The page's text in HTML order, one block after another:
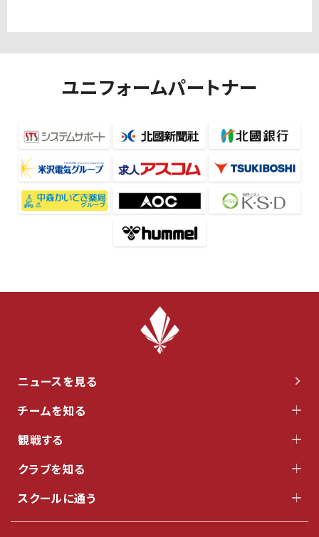
ユニフォームパートナー
ニュースを見る
チームを知る
観戦する
クラブを知る
スクールに通う